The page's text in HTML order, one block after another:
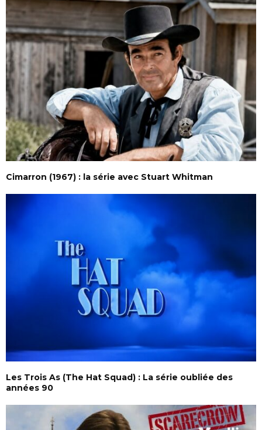
Cimarron (1967) : la série avec Stuart Whitman
Les Trois As (The Hat Squad) : La série oubliée des
années 90